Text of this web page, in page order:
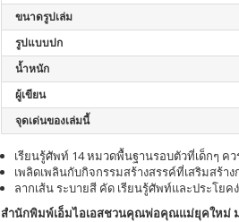
ขนาดรูปเล่ม
รูปแบบปก
น้ำหนัก
ผู้เขียน
จุดเด่นของเล่มนี้
เรียนรู้ศัพท์ 14 หมวดพื้นฐานรอบตัวที่เด็กๆ ค
เพลิดเพลินกับกิจกรรมสร้างสรรค์ที่เสริมสร้า
ลากเส้น ระบายสี คัด เรียนรู้ศัพท์และประโยค
สำนักพิมพ์เอ็มไอเอสชวนคุณพ่อคุณแม่ยุคใหม่